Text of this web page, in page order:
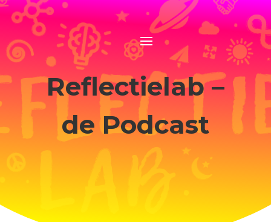
Reflectielab –
de Podcast